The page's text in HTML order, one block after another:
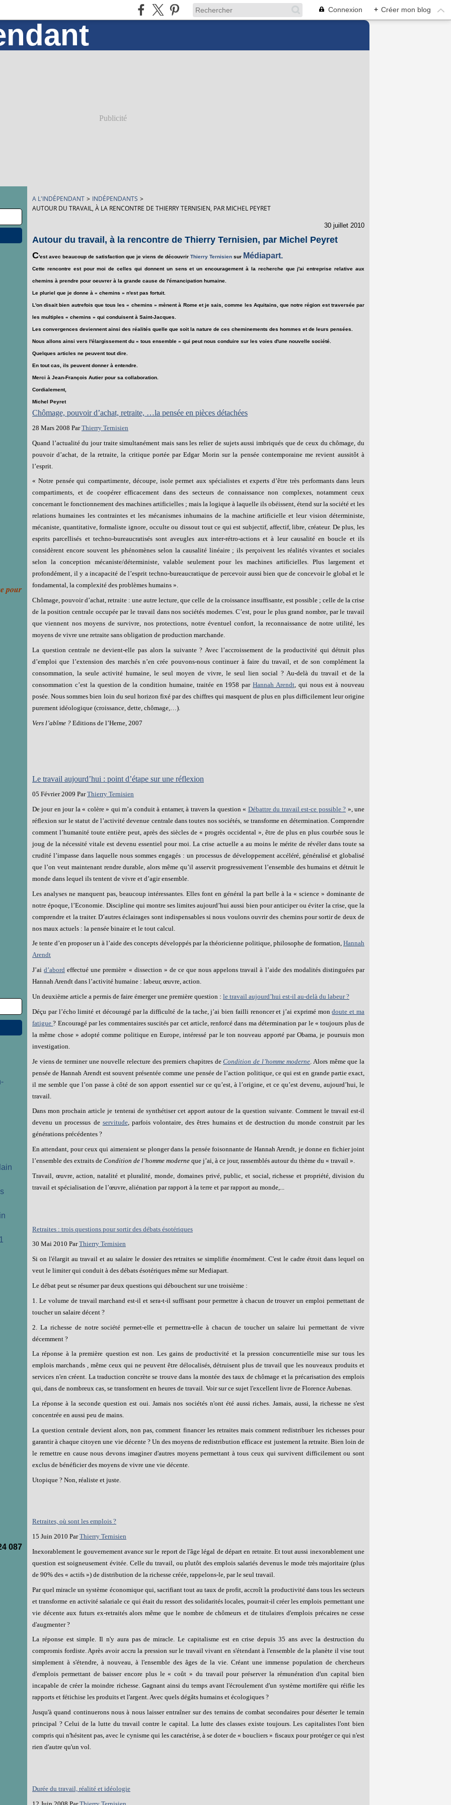
Connexion + Créer mon blog
Publicité
pour
087
A L'INDÉPENDANT > INDÉPENDANTS >
AUTOUR DU TRAVAIL, À LA RENCONTRE DE THIERRY TERNISIEN, PAR MICHEL PEYRET
30 juillet 2010
Autour du travail, à la rencontre de Thierry Ternisien, par Michel Peyret
C'est avec beaucoup de satisfaction que je viens de découvrir Thierry Ternisien sur Médiapart.
Cette rencontre est pour moi de celles qui donnent un sens et un encouragement à la recherche que j'ai entreprise relative aux
chemins à prendre pour oeuvrer à la grande cause de l'émancipation humaine.
Le pluriel que je donne à « chemins » n'est pas fortuit.
L'on disait bien autrefois que tous les « chemins » mènent à Rome et je sais, comme les Aquitains, que notre région est traversée par
les multiples « chemins » qui conduisent à Saint-Jacques.
Les convergences deviennent ainsi des réalités quelle que soit la nature de ces cheminements des hommes et de leurs pensées.
Nous allons ainsi vers l'élargissement du « tous ensemble » qui peut nous conduire sur les voies d'une nouvelle société.
Quelques articles ne peuvent tout dire.
En tout cas, ils peuvent donner à entendre.
Merci à Jean-François Autier pour sa collaboration.
Cordialement,
Michel Peyret
Chômage, pouvoir d’achat, retraite, …la pensée en pièces détachées
28 Mars 2008 ParThierry Ternisien
Quand l’actualité du jour traite simultanément mais sans les relier de sujets aussi imbriqués que de ceux du chômage, du
pouvoir d’achat, de la retraite, la critique portée par Edgar Morin sur la pensée contemporaine me revient aussitôt à
l’esprit.
« Notre pensée qui compartimente, découpe, isole permet aux spécialistes et experts d’être très performants dans leurs
compartiments, et de coopérer efficacement dans des secteurs de connaissance non complexes, notamment ceux
concernant le fonctionnement des machines artificielles ; mais la logique à laquelle ils obéissent, étend sur la société et les
relations humaines les contraintes et les mécanismes inhumains de la machine artificielle et leur vision déterministe,
mécaniste, quantitative, formaliste ignore, occulte ou dissout tout ce qui est subjectif, affectif, libre, créateur. De plus, les
esprits parcellisés et techno-bureaucratisés sont aveugles aux inter-rétro-actions et à leur causalité en boucle et ils
considèrent encore souvent les phénomènes selon la causalité linéaire ; ils perçoivent les réalités vivantes et sociales
selon la conception mécaniste/déterministe, valable seulement pour les machines artificielles. Plus largement et
profondément, il y a incapacité de l’esprit techno-bureaucratique de percevoir aussi bien que de concevoir le global et le
fondamental, la complexité des problèmes humains ».
Chômage, pouvoir d’achat, retraite : une autre lecture, que celle de la croissance insuffisante, est possible ; celle de la crise
de la position centrale occupée par le travail dans nos sociétés modernes. C’est, pour le plus grand nombre, par le travail
que viennent nos moyens de survivre, nos protections, notre éventuel confort, la reconnaissance de notre utilité, les
moyens de vivre une retraite sans obligation de production marchande.
La question centrale ne devient-elle pas alors la suivante ? Avec l’accroissement de la productivité qui détruit plus
d’emploi que l’extension des marchés n’en crée pouvons-nous continuer à faire du travail, et de son complément la
consommation, la seule activité humaine, le seul moyen de vivre, le seul lien social ? Au-delà du travail et de la
consommation c’est la question de la condition humaine, traitée en 1958 par Hannah Arendt, qui nous est à nouveau
posée. Nous sommes bien loin du seul horizon fixé par des chiffres qui masquent de plus en plus difficilement leur origine
purement idéologique (croissance, dette, chômage,…).
Vers l’abîme ? Editions de l’Herne, 2007
Le travail aujourd’hui : point d’étape sur une réflexion
05 Février 2009 ParThierry Ternisien
De jour en jour la « colère » qui m’a conduit à entamer, à travers la question « Débattre du travail est-ce possible ? », une
réflexion sur le statut de l’activité devenue centrale dans toutes nos sociétés, se transforme en détermination. Comprendre
comment l’humanité toute entière peut, après des siècles de « progrès occidental », être de plus en plus courbée sous le
joug de la nécessité vitale est devenu essentiel pour moi. La crise actuelle a au moins le mérite de révéler dans toute sa
crudité l’impasse dans laquelle nous sommes engagés : un processus de développement accéléré, généralisé et globalisé
que l’on veut maintenant rendre durable, alors même qu’il asservit progressivement l’ensemble des humains et détruit le
monde dans lequel ils tentent de vivre et d’agir ensemble.
Les analyses ne manquent pas, beaucoup intéressantes. Elles font en général la part belle à la « science » dominante de
notre époque, l’Economie. Discipline qui montre ses limites aujourd’hui aussi bien pour anticiper ou éviter la crise, que la
comprendre et la traiter. D’autres éclairages sont indispensables si nous voulons ouvrir des chemins pour sortir de deux de
nos maux actuels : la pensée binaire et le tout calcul.
Je tente d’en proposer un à l’aide des concepts développés par la théoricienne politique, philosophe de formation, Hannah
Arendt
J’aid’abord effectué une première « dissection » de ce que nous appelons travail à l’aide des modalités distinguées par
Hannah Arendt dans l’activité humaine : labeur, œuvre, action.
Un deuxième article a permis de faire émerger une première question : le travail aujourd’hui est-il au-delà du labeur ?
Déçu par l’écho limité et découragé par la difficulté de la tache, j’ai bien failli renoncer et j’ai exprimé mondoute et ma
fatigue? Encouragé par les commentaires suscités par cet article, renforcé dans ma détermination par le « toujours plus de
la même chose » adopté comme politique en Europe, intéressé par le ton nouveau apporté par Obama, je poursuis mon
investigation.
Je viens de terminer une nouvelle relecture des premiers chapitres deCondition de l’homme moderne . Alors même que la
pensée de Hannah Arendt est souvent présentée comme une pensée de l’action politique, ce qui est en grande partie exact,
il me semble que l’on passe à côté de son apport essentiel sur ce qu’est, à l’origine, et ce qu’est devenu, aujourd’hui, le
travail.
Dans mon prochain article je tenterai de synthétiser cet apport autour de la question suivante. Comment le travail est-il
devenu un processus de servitude, parfois volontaire, des êtres humains et de destruction du monde construit par les
générations précédentes ?
En attendant, pour ceux qui aimeraient se plonger dans la pensée foisonnante de Hannah Arendt, je donne en fichier joint
l’ensemble des extraits de Condition de l’homme moderne que j’ai, à ce jour, rassemblés autour du thème du « travail ».
Travail, œuvre, action, natalité et pluralité, monde, domaines privé, public, et social, richesse et propriété, division du
travail et spécialisation de l’œuvre, aliénation par rapport à la terre et par rapport au monde,...
Retraites : trois questions pour sortir des débats ésotériques
30 Mai 2010 ParThierry Ternisien
Si on l'élargit au travail et au salaire le dossier des retraites se simplifie énormément. C'est le cadre étroit dans lequel on
veut le limiter qui conduit à des débats ésotériques même sur Mediapart.
Le débat peut se résumer par deux questions qui débouchent sur une troisième :
1. Le volume de travail marchand est-il et sera-t-il suffisant pour permettre à chacun de trouver un emploi permettant de
toucher un salaire décent ?
2. La richesse de notre société permet-elle et permettra-elle à chacun de toucher un salaire lui permettant de vivre
décemment ?
La réponse à la première question est non. Les gains de productivité et la pression concurrentielle mise sur tous les
emplois marchands , même ceux qui ne peuvent être délocalisés, détruisent plus de travail que les nouveaux produits et
services n'en créent. La traduction concrète se trouve dans la montée des taux de chômage et la précarisation des emplois
qui, dans de nombreux cas, se transforment en heures de travail. Voir sur ce sujet l'excellent livre de Florence Aubenas.
La réponse à la seconde question est oui. Jamais nos sociétés n'ont été aussi riches. Jamais, aussi, la richesse ne s'est
concentrée en aussi peu de mains.
La question centrale devient alors, non pas, comment financer les retraites mais comment redistribuer les richesses pour
garantir à chaque citoyen une vie décente ? Un des moyens de redistribution efficace est justement la retraite. Bien loin de
le remettre en cause nous devons imaginer d'autres moyens permettant à tous ceux qui survivent difficilement ou sont
exclus de bénéficier des moyens de vivre une vie décente.
Utopique ? Non, réaliste et juste.
Retraites, où sont les emplois ?
15 Juin 2010 ParThierry Ternisien
Inexorablement le gouvernement avance sur le report de l'âge légal de départ en retraite. Et tout aussi inexorablement une
question est soigneusement évitée. Celle du travail, ou plutôt des emplois salariés devenus le mode très majoritaire (plus
de 90% des « actifs ») de distribution de la richesse créée, rappelons-le, par le seul travail.
Par quel miracle un système économique qui, sacrifiant tout au taux de profit, accroît la productivité dans tous les secteurs
et transforme en activité salariale ce qui était du ressort des solidarités locales, pourrait-il créer les emplois permettant une
vie décente aux futurs ex-retraités alors même que le nombre de chômeurs et de titulaires d'emplois précaires ne cesse
d'augmenter ?
La réponse est simple. Il n'y aura pas de miracle. Le capitalisme est en crise depuis 35 ans avec la destruction du
compromis fordiste. Après avoir accru la pression sur le travail vivant en s'étendant à l'ensemble de la planète il vise tout
simplement à s'étendre, à nouveau, à l'ensemble des âges de la vie. Créant une immense population de chercheurs
d'emplois permettant de baisser encore plus le « coût » du travail pour préserver la rémunération d'un capital bien
incapable de créer la moindre richesse. Gagnant ainsi du temps avant l'écroulement d'un système mortifère qui réifie les
rapports et fétichise les produits et l'argent. Avec quels dégâts humains et écologiques ?
Jusqu'à quand continuerons nous à nous laisser entraîner sur des terrains de combat secondaires pour déserter le terrain
principal ? Celui de la lutte du travail contre le capital. La lutte des classes existe toujours. Les capitalistes l'ont bien
compris qui n'hésitent pas, avec le cynisme qui les caractérise, à se doter de « boucliers » fiscaux pour protéger ce qui n'est
rien d'autre qu'un vol.
Durée du travail, réalité et idéologie